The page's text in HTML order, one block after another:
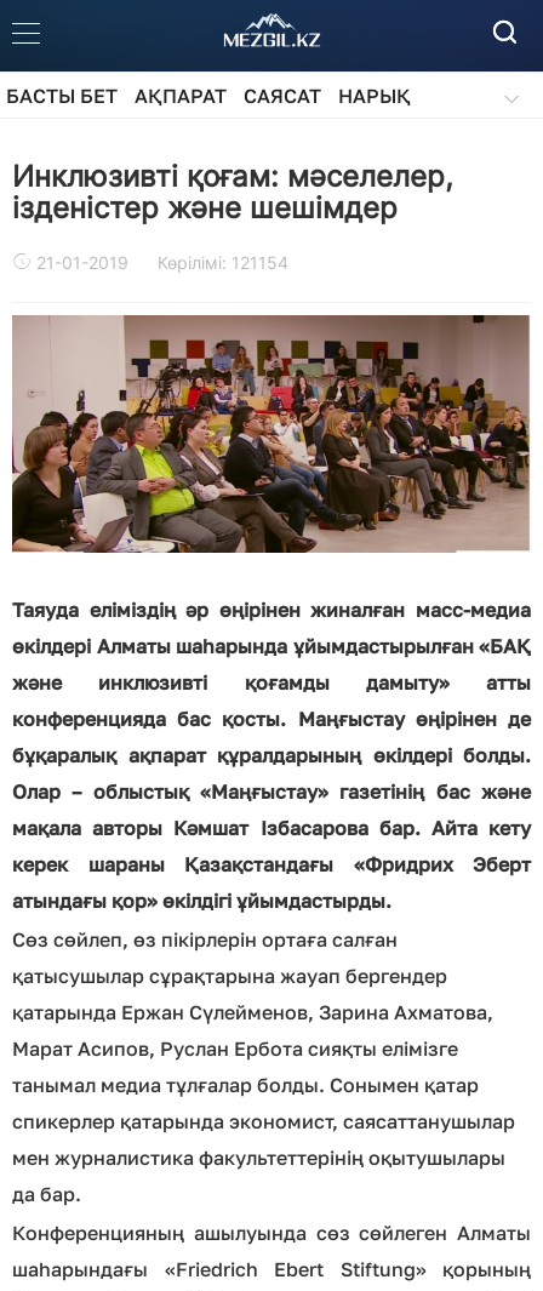
БАСТЫ БЕТ АҚПАРАТ САЯСАТ
НАРЫҚ
Инклюзивті қоғам: мәселелер,
ізденістер және шешімдер
21-01-2019 Көрілімі: 121154
Таяуда еліміздің әр өңірінен жиналған масс-медиа
өкілдері Алматы шаһарында ұйымдастырылған «БАҚ
және инклюзивті қоғамды дамыту» атты
конференцияда бас қосты. Маңғыстау өңірінен де
бұқаралық ақпарат құралдарының өкілдері болды.
Олар – облыстық «Маңғыстау» газетінің бас және
мақала авторы Кәмшат Ізбасарова бар. Айта кету
керек шараны Қазақстандағы «Фридрих Эберт
атындағы қор» өкілдігі ұйымдастырды.
Сөз сөйлеп, өз пікірлерін ортаға салған
қатысушылар сұрақтарына жауап бергендер
қатарында Ержан Сүлейменов, Зарина Ахматова,
Марат Асипов, Руслан Ербота сияқты елімізге
танымал медиа тұлғалар болды. Сонымен қатар
спикерлер қатарында экономист, саясаттанушылар
мен журналистика факультеттерінің оқытушылары
да бар.
Конференцияның ашылуында сөз сөйлеген Алматы
шаһарындағы «Friedrich Ebert Stiftung» қорының